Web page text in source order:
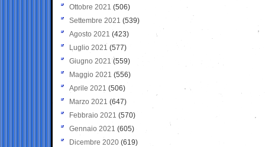
Ottobre 2021 (506)
Settembre 2021 (539)
Agosto 2021 (423)
Luglio 2021 (577)
Giugno 2021(559)
Maggio 2021 (556)
Aprile 2021 (506)
Marzo 2021 (647)
Febbraio 2021 (570)
Gennaio 2021 (605)
Dicembre 2020 (619)